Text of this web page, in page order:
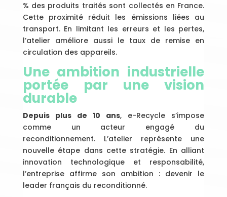
% des produits traités sont collectés en France.
Cette proximité réduit les émissions liées au
transport. En limitant les erreurs et les pertes,
l’atelier améliore aussi le taux de remise en
circulation des appareils.
Une ambition industrielle
portée par une vision
durable
Depuis plus de 10 ans, e-Recycle s’impose
comme un acteur engagé du
reconditionnement. L’atelier représente une
nouvelle étape dans cette stratégie. En alliant
innovation technologique et responsabilité,
l’entreprise affirme son ambition : devenir le
leader français du reconditionné.